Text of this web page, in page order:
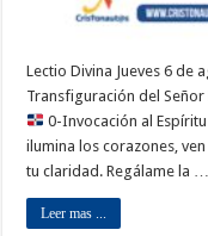
Lectio Divina Jueves 6 de
Transfiguración del Señor
0-Invocación al
ilumina los corazones,
tu claridad. Regálame la …
Leer mas ...